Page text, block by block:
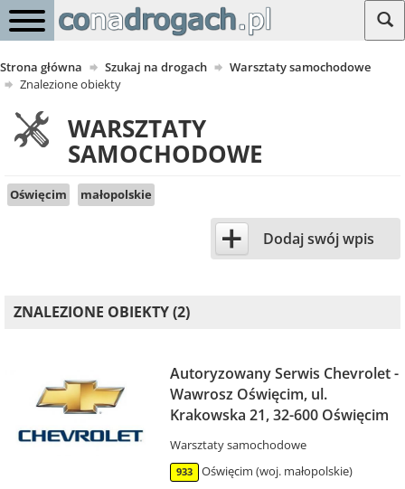
Strona główna Szukaj na drogach
Warsztaty samochodowe
Znalezione obiekty
WARSZTATY
SAMOCHODOWE
Oświęcim małopolskie
+ Dodaj swój wpis
ZNALEZIONE OBIEKTY (2)
Autoryzowany Serwis Chevrolet -
Wawrosz Oświęcim, ul.
Krakowska 21, 32-600 Oświęcim
Warsztaty samochodowe
933 Oświęcim (woj. małopolskie)